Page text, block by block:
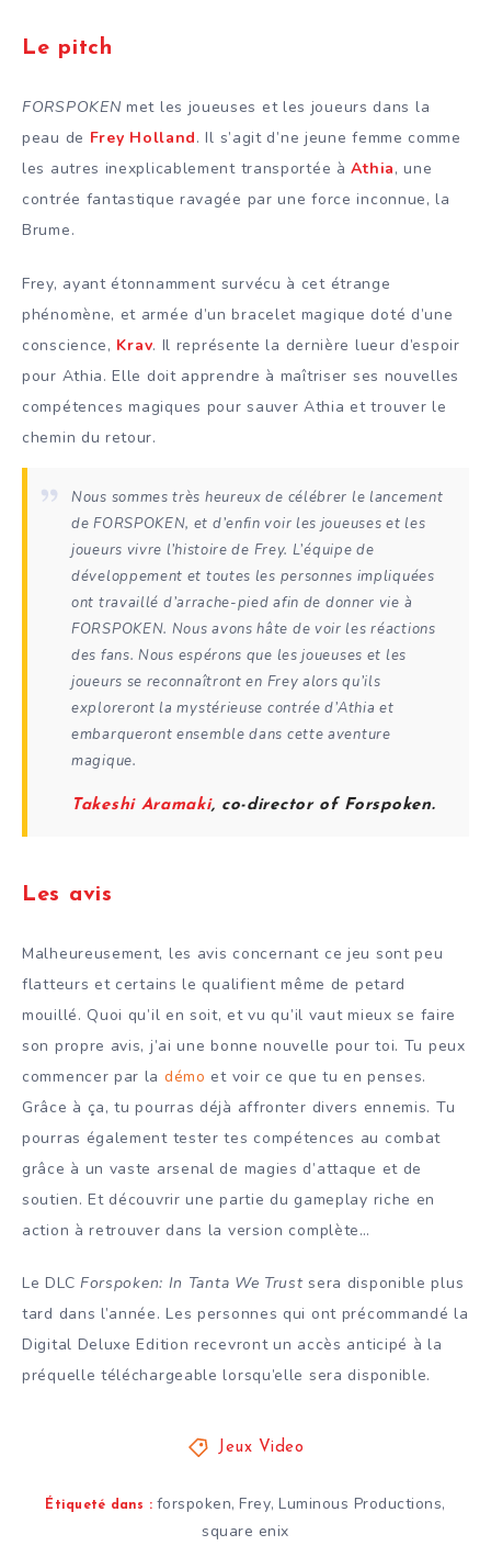
Le pitch
FORSPOKEN met les joueuses et les joueurs dans la
peau de Frey Holland. Il s’agit d’ne jeune femme comme
les autres inexplicablement transportée àAthia, une
contrée fantastique ravagée par une force inconnue, la
Brume.
Frey, ayant étonnamment survécu à cet étrange
phénomène, et armée d’un bracelet magique doté d’une
conscience, Krav. Il représente la dernière lueur d’espoir
pour Athia. Elle doit apprendre à maîtriser ses nouvelles
compétences magiques pour sauver Athia et trouver le
chemin du retour.
Nous sommes très heureux de célébrer le lancement
de FORSPOKEN, et d’enfin voir les joueuses et les
joueurs vivre l’histoire de Frey. L’équipe de
développement et toutes les personnes impliquées
ont travaillé d’arrache-pied afin de donner vie à
FORSPOKEN. Nous avons hâte de voir les réactions
des fans. Nous espérons que les joueuses et les
joueurs se reconnaîtront en Frey alors qu’ils
exploreront la mystérieuse contrée d’Athia et
embarqueront ensemble dans cette aventure
magique.
Takeshi Aramaki, co-director of Forspoken.
Les avis
Malheureusement, les avis concernant ce jeu sont peu
flatteurs et certains le qualifient même de petard
mouillé. Quoi qu’il en soit, et vu qu’il vaut mieux se faire
son propre avis, j’ai une bonne nouvelle pour toi. Tu peux
commencer par la démo et voir ce que tu en penses.
Grâce à ça, tu pourras déjà affronter divers ennemis. Tu
pourras également tester tes compétences au combat
grâce à un vaste arsenal de magies d’attaque et de
soutien. Et découvrir une partie du gameplay riche en
action à retrouver dans la version complète…
Le DLC Forspoken: In Tanta We Trustsera disponible plus
tard dans l’année. Les personnes qui ont précommandé la
Digital Deluxe Edition recevront un accès anticipé à la
préquelle téléchargeable lorsqu’elle sera disponible.
Jeux Video
Étiqueté dans : forspoken,Frey,Luminous Productions,
square enix